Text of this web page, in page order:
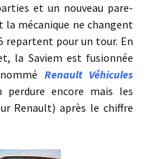
et un nouveau pare-
mécanique ne changent
repartent pour un tour. En
la Saviem est fusionnée
Renault Véhicules
perdure encore mais les
Renault) après le chiffre